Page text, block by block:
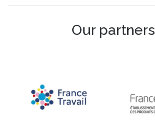
Our partners